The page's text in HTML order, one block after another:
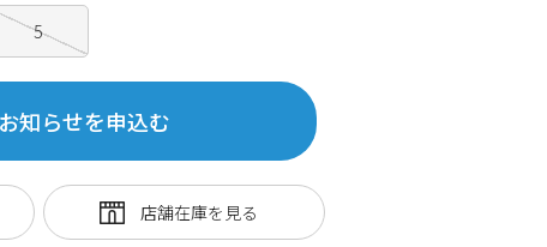
5
知らせを申込む